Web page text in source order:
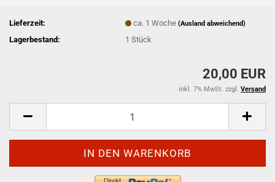
Lieferzeit: ca. 1 Woche(Ausland abweichend)
Lagerbestand: 1Stück
20,00 EUR
inkl. 7% MwSt. zzgl. Versand